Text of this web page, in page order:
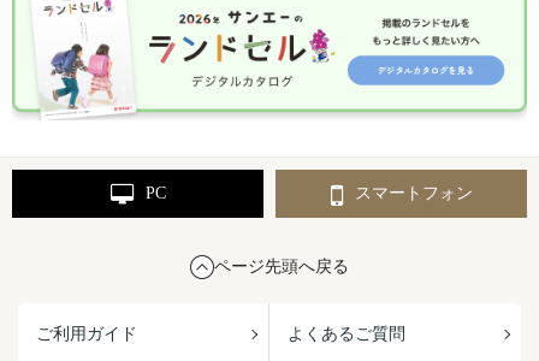
PC スマートフォン
ページ先頭へ戻る
ご利用ガイド よくあるご質問